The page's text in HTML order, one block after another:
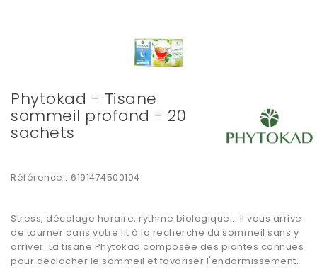
Phytokad - Tisane
sommeil profond - 20
sachets
Référence : 6191474500104
Stress, décalage horaire, rythme biologique... Il vous arrive
de tourner dans votre lit à la recherche du sommeil sans y
arriver. La tisane Phytokad composée des plantes connues
pour déclacher le sommeil et favoriser l'endormissement.